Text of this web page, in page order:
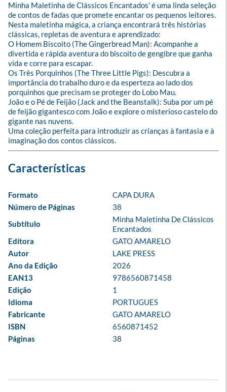
Minha Maletinha de Clássicos Encantados' é uma linda seleção
de contos de fadas que promete encantar os pequenos leitores.
Nesta maletinha mágica, a criança encontrará três histórias
clássicas, repletas de aventura e aprendizado:
O Homem Biscoito (The Gingerbread Man): Acompanhe a
divertida e rápida aventura do biscoito de gengibre que ganha
vida e corre para escapar.
Os Três Porquinhos (The Three Little Pigs): Descubra a
importância do trabalho duro e da esperteza ao lado dos
porquinhos que precisam se proteger do Lobo Mau.
João e o Pé de Feijão (Jack and the Beanstalk): Suba por um pé
de feijão gigantesco com João e explore o misterioso castelo do
gigante nas nuvens.
Uma coleção perfeita para introduzir as crianças à fantasia e à
imaginação dos contos clássicos.
Formato
CAPA DURA
Número de Páginas
38
Subtítulo
Minha Maletinha De Clássicos
Encantados
Editora
GATO AMARELO
Autor
LAKE PRESS
Ano da Edição
2026
EAN13
9786560871458
Edição
1
Idioma
PORTUGUES
Fabricante
GATO AMARELO
ISBN
6560871452
Páginas
38